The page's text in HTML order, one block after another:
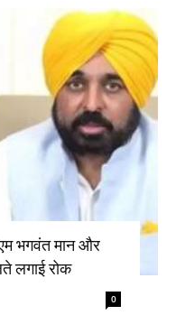
भगवंत मान और
लगाई रोक
0